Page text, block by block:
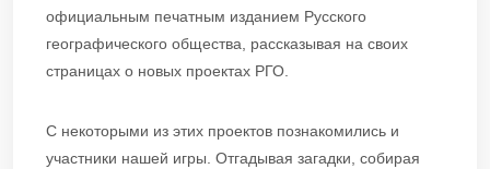
официальным печатным изданием Русского
географического общества, рассказывая на своих
страницах о новых проектах РГО.
С некоторыми из этих проектов познакомились и
участники нашей игры. Отгадывая загадки, собирая